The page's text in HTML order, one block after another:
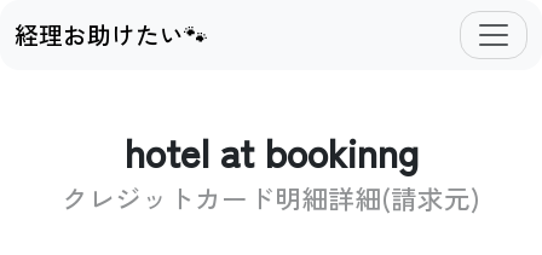
経理お助けたい🐾
hotel at bookinng
クレジットカード明細詳細(請求元)